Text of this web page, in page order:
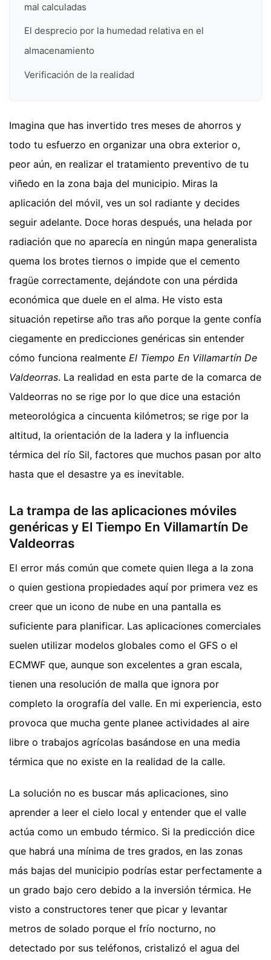
mal calculadas
El desprecio por la humedad relativa en el
almacenamiento
Verificación de la realidad
Imagina que has invertido tres meses de ahorros y
todo tu esfuerzo en organizar una obra exterior o,
peor aún, en realizar el tratamiento preventivo de tu
viñedo en la zona baja del municipio. Miras la
aplicación del móvil, ves un sol radiante y decides
seguir adelante. Doce horas después, una helada por
radiación que no aparecía en ningún mapa generalista
quema los brotes tiernos o impide que el cemento
fragüe correctamente, dejándote con una pérdida
económica que duele en el alma. He visto esta
situación repetirse año tras año porque la gente confía
ciegamente en predicciones genéricas sin entender
cómo funciona realmente El Tiempo En Villamartín De
Valdeorras. La realidad en esta parte de la comarca de
Valdeorras no se rige por lo que dice una estación
meteorológica a cincuenta kilómetros; se rige por la
altitud, la orientación de la ladera y la influencia
térmica del río Sil, factores que muchos pasan por alto
hasta que el desastre ya es inevitable.
La trampa de las aplicaciones móviles
genéricas y El Tiempo En Villamartín De
Valdeorras
El error más común que comete quien llega a la zona
o quien gestiona propiedades aquí por primera vez es
creer que un icono de nube en una pantalla es
suficiente para planificar. Las aplicaciones comerciales
suelen utilizar modelos globales como el GFS o el
ECMWF que, aunque son excelentes a gran escala,
tienen una resolución de malla que ignora por
completo la orografía del valle. En mi experiencia, esto
provoca que mucha gente planee actividades al aire
libre o trabajos agrícolas basándose en una media
térmica que no existe en la realidad de la calle.
La solución no es buscar más aplicaciones, sino
aprender a leer el cielo local y entender que el valle
actúa como un embudo térmico. Si la predicción dice
que habrá una mínima de tres grados, en las zonas
más bajas del municipio podrías estar perfectamente a
un grado bajo cero debido a la inversión térmica. He
visto a constructores tener que picar y levantar
metros de solado porque el frío nocturno, no
detectado por sus teléfonos, cristalizó el agua del